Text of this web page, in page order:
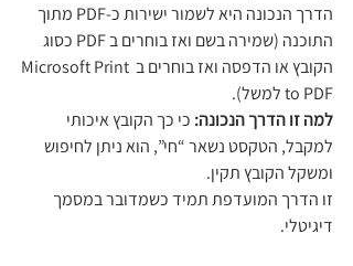
הדרך הנכונה היא לשמור ישירות כ-PDF מתוך
התוכנה (שמירה בשם ואז בוחרים ב PDF כסוג
הקובץ או הדפסה ואז בוחרים ב Microsoft Print
to PDF למשל).
למה זו הדרך הנכונה: כי כך הקובץ איכותי
למקבל, הטקסט נשאר “חי”, הוא ניתן לחיפוש
ומשקל הקובץ תקין.
זו הדרך המועדפת תמיד כשמדובר במסמך
דיגיטלי.